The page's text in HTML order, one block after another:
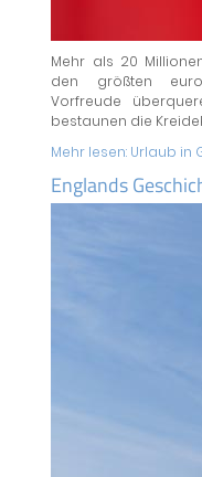
Mehr als 20
den größten
Vorfreude
bestaunen die
Mehr lesen: Urlaub in
Englands